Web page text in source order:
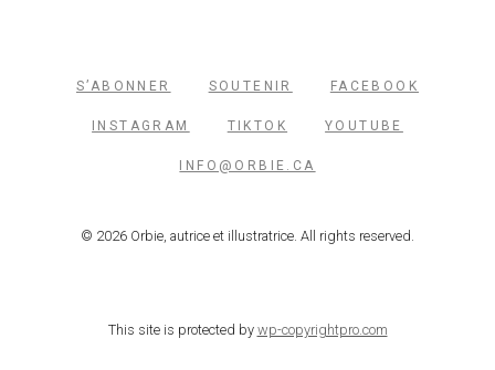
S’ABONNER SOUTENIR FACEBOOK
INSTAGRAM TIKTOK YOUTUBE
INFO@ORBIE.CA
© 2026 Orbie, autrice et illustratrice. All rights reserved.
This site is protected by wp-copyrightpro.com